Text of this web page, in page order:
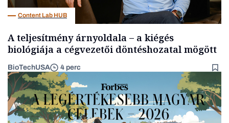
Content Lab HUB
A teljesítmény árnyoldala – a kiégés
biológiája a cégvezetői döntéshozatal mögött
BioTechUSA 4 perc